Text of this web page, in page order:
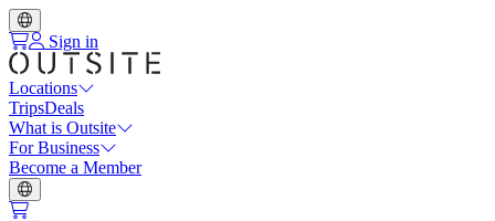
Sign in
Locations
TripsDeals
What is Outsite
For Business
Become a Member